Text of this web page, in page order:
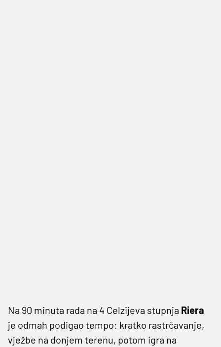
Na 90 minuta rada na 4 Celzijeva stupnja Riera
je odmah podigao tempo: kratko rastrčavanje,
vježbe na donjem terenu, potom igra na